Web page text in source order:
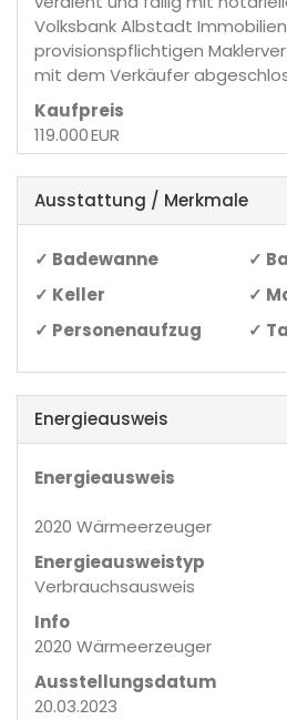
Volksbank Albstadt
provisionspflichtigen
mit dem Verkäufer
Kaufpreis
119.000 EUR
Ausstattung / Merkmale
✓ Badewanne
✓
✓ Keller
✓
✓ Personenaufzug
✓
Energieausweis
Energieausweis
2020 Wärmeerzeuger
Energieausweistyp
Verbrauchs­ausweis
Info
2020 Wärmeerzeuger
Ausstellungsdatum
20.03.2023